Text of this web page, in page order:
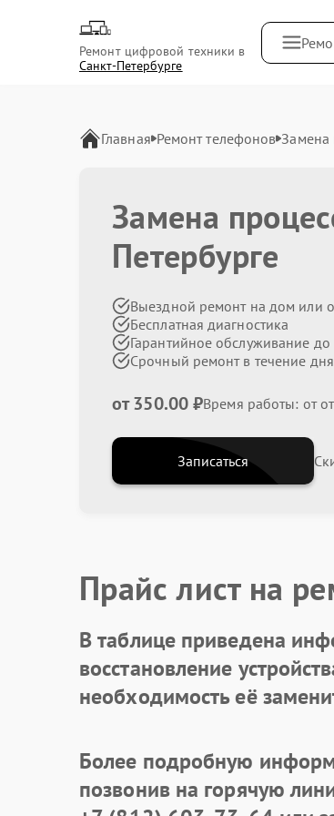
Ремонт цифровой техники в
Санкт-Петербурге
Главная Ремонт телефонов Замена
Замена
Петербурге
Выездной ремонт на дом или
Бесплатная диагностика
Гарантийное обслуживание
Срочный ремонт в течение дня
от 350.00 ₽Время работы: от
Записаться
Прайс лист на
В таблице приведена
восстановление
необходимость её
Более подробную
позвонив на горячую